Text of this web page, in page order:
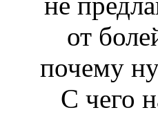
от
почему
С чего